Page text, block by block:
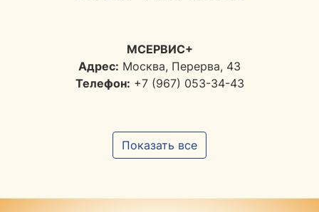
МСЕРВИС+
Адрес: Москва, Перерва, 43
Телефон: +7 (967) 053-34-43
Показать все